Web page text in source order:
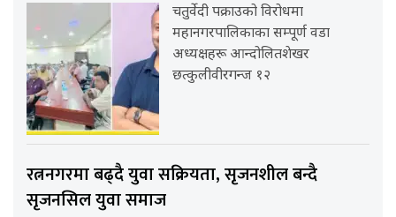
चतुर्वेदी पक्राउको विरोधमा
महानगरपालिकाका सम्पूर्ण वडा
अध्यक्षहरू आन्दोलितशेखर
छत्कुलीवीरगन्ज १२
रत्ननगरमा बढ्दै युवा सक्रियता, सृजनशील बन्दै
सृजनसिल युवा समाज